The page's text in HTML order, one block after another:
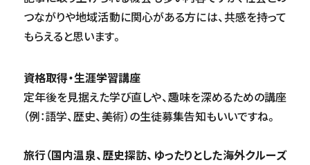
つながりや地域活動に関心がある方には、共感を持って
もらえると思います。
資格取得・生涯学習講座
定年後を見据えた学び直しや、趣味を深めるための講座
（例：語学、歴史、美術）の生徒募集告知もいいですね。
旅行（国内温泉、歴史探訪、ゆったりとした海外クルーズ